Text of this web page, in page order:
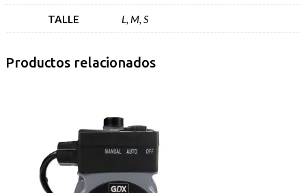
TALLE L, M, S
Productos relacionados